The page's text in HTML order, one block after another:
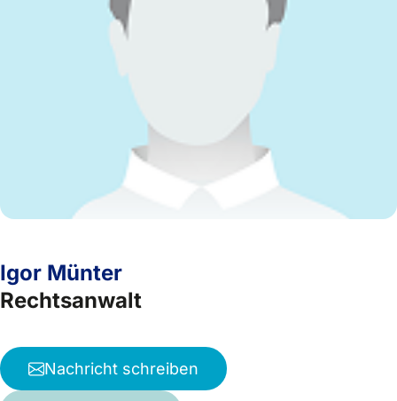
Igor Münter
Rechtsanwalt
Nachricht schreiben